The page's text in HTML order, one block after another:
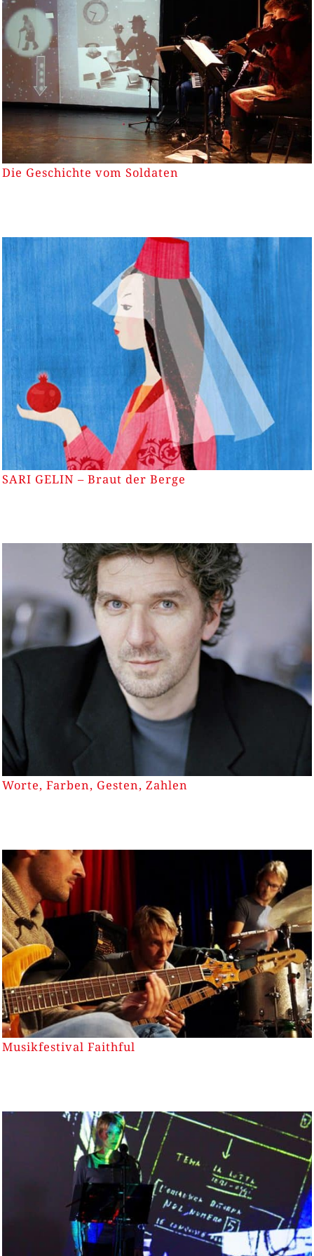
Die Geschichte vom Soldaten
SARI GELIN – Braut der Berge
Worte, Farben, Gesten, Zahlen
Musikfestival Faithful